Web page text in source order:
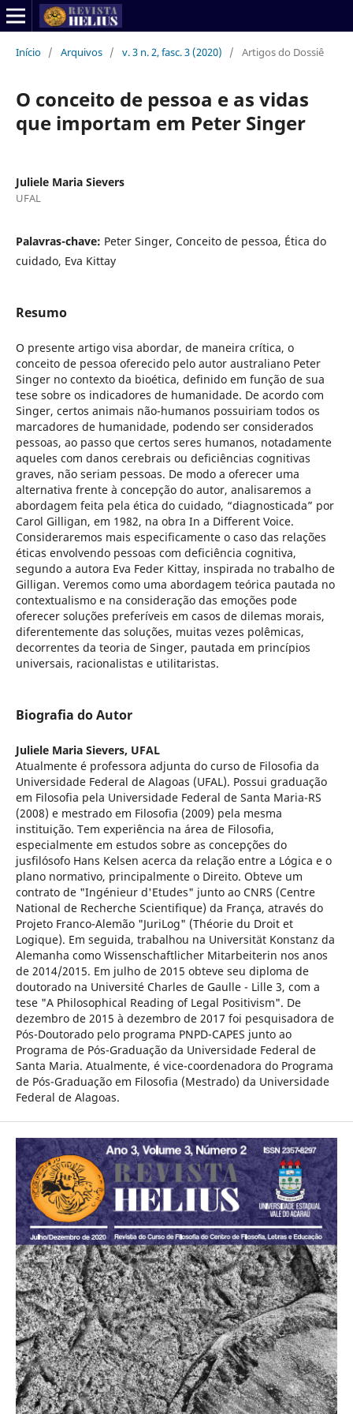
Início / Arquivos / v. 3 n. 2, fasc. 3 (2020) / Artigos do Dossiê
O conceito de pessoa e as vidas
que importam em Peter Singer
Juliele Maria Sievers
UFAL
Palavras-chave: Peter Singer, Conceito de pessoa, Ética do
cuidado, Eva Kittay
Resumo
O presente artigo visa abordar, de maneira crítica, o
conceito de pessoa oferecido pelo autor australiano Peter
Singer no contexto da bioética, definido em função de sua
tese sobre os indicadores de humanidade. De acordo com
Singer, certos animais não-humanos possuiriam todos os
marcadores de humanidade, podendo ser considerados
pessoas, ao passo que certos seres humanos, notadamente
aqueles com danos cerebrais ou deficiências cognitivas
graves, não seriam pessoas. De modo a oferecer uma
alternativa frente à concepção do autor, analisaremos a
abordagem feita pela ética do cuidado, “diagnosticada” por
Carol Gilligan, em 1982, na obra In a Different Voice.
Consideraremos mais especificamente o caso das relações
éticas envolvendo pessoas com deficiência cognitiva,
segundo a autora Eva Feder Kittay, inspirada no trabalho de
Gilligan. Veremos como uma abordagem teórica pautada no
contextualismo e na consideração das emoções pode
oferecer soluções preferíveis em casos de dilemas morais,
diferentemente das soluções, muitas vezes polêmicas,
decorrentes da teoria de Singer, pautada em princípios
universais, racionalistas e utilitaristas.
Biografia do Autor
Juliele Maria Sievers, UFAL
Atualmente é professora adjunta do curso de Filosofia da
Universidade Federal de Alagoas (UFAL). Possui graduação
em Filosofia pela Universidade Federal de Santa Maria-RS
(2008) e mestrado em Filosofia (2009) pela mesma
instituição. Tem experiência na área de Filosofia,
especialmente em estudos sobre as concepções do
jusfilósofo Hans Kelsen acerca da relação entre a Lógica e o
plano normativo, principalmente o Direito. Obteve um
contrato de "Ingénieur d'Etudes" junto ao CNRS (Centre
National de Recherche Scientifique) da França, através do
Projeto Franco-Alemão "JuriLog" (Théorie du Droit et
Logique). Em seguida, trabalhou na Universität Konstanz da
Alemanha como Wissenschaftlicher Mitarbeiterin nos anos
de 2014/2015. Em julho de 2015 obteve seu diploma de
doutorado na Université Charles de Gaulle - Lille 3, com a
tese "A Philosophical Reading of Legal Positivism". De
dezembro de 2015 à dezembro de 2017 foi pesquisadora de
Pós-Doutorado pelo programa PNPD-CAPES junto ao
Programa de Pós-Graduação da Universidade Federal de
Santa Maria. Atualmente, é vice-coordenadora do Programa
de Pós-Graduação em Filosofia (Mestrado) da Universidade
Federal de Alagoas.